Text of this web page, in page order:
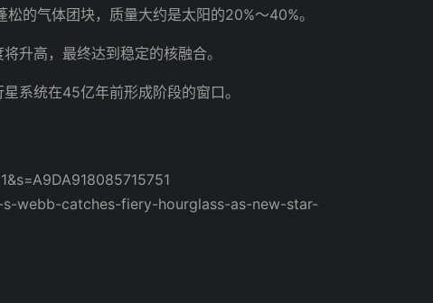
的气体团块，质量大约是太阳的20%～40%。
升高，最终达到稳定的核融合。
系统在45亿年前形成阶段的窗口。
webb-catches-fiery-hourglass-as-new-star-